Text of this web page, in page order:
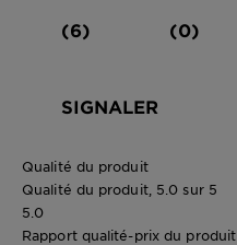
(6) (0)
SIGNALER
Qualité du produit
Qualité du produit, 5.0 sur 5
5.0
Rapport qualité-prix du produit